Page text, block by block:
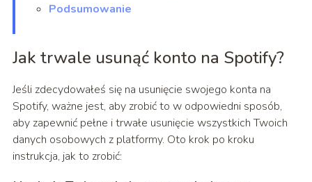
Podsumowanie
Jak trwale usunąć konto na Spotify?
Jeśli zdecydowałeś się na usunięcie swojego konta na
Spotify, ważne jest, aby zrobić to w odpowiedni sposób,
aby zapewnić pełne i trwałe usunięcie wszystkich Twoich
danych osobowych z platformy. Oto krok po kroku
instrukcja, jak to zrobić: